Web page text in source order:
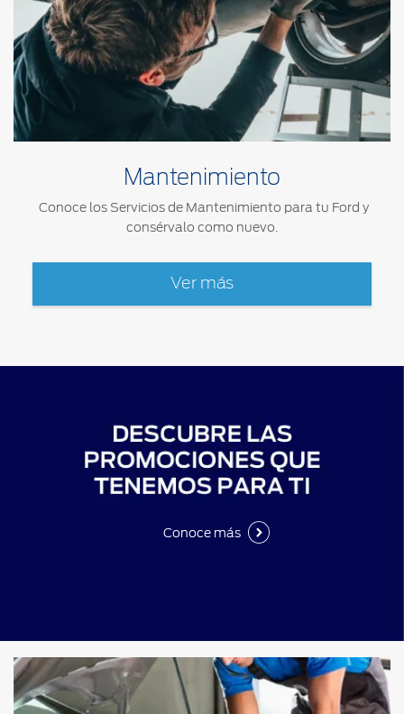
Mantenimiento
Conoce los Servicios de Mantenimiento para tu Ford y
consérvalo como nuevo.
Ver más
Conoce más